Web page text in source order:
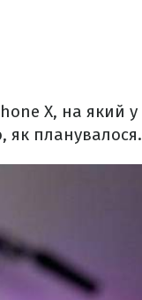
X, на який у
як планувалося.